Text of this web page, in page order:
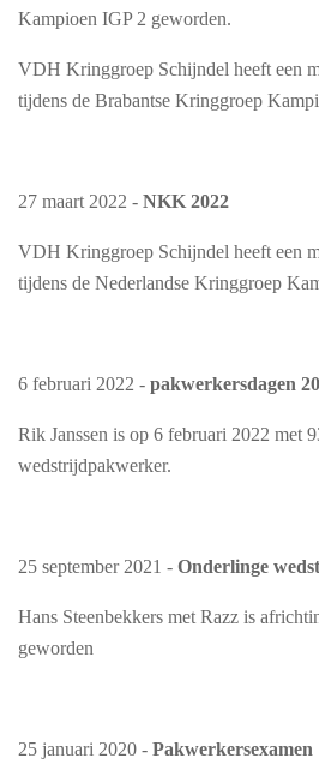
Kampioen IGP 2 geworden.
VDH Kringgroep Schijndel heeft een
tijdens de Brabantse Kringgroep
27 maart 2022 - NKK 2022
VDH Kringgroep Schijndel heeft een
tijdens de Nederlandse Kringgroep
6 februari 2022 - pakwerkersdagen
Rik Janssen is op 6 februari 2022 met
wedstrijdpakwerker.
25 september 2021 - Onderlinge
Hans Steenbekkers met Razz is
geworden
25 januari 2020 - Pakwerkersexamen